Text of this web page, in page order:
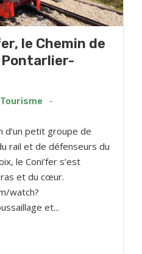
le Chemin de
Tourisme
-
d’un petit groupe de
rail et de défenseurs du
le Coni’fer s’est
et du cœur.
watch?
et...